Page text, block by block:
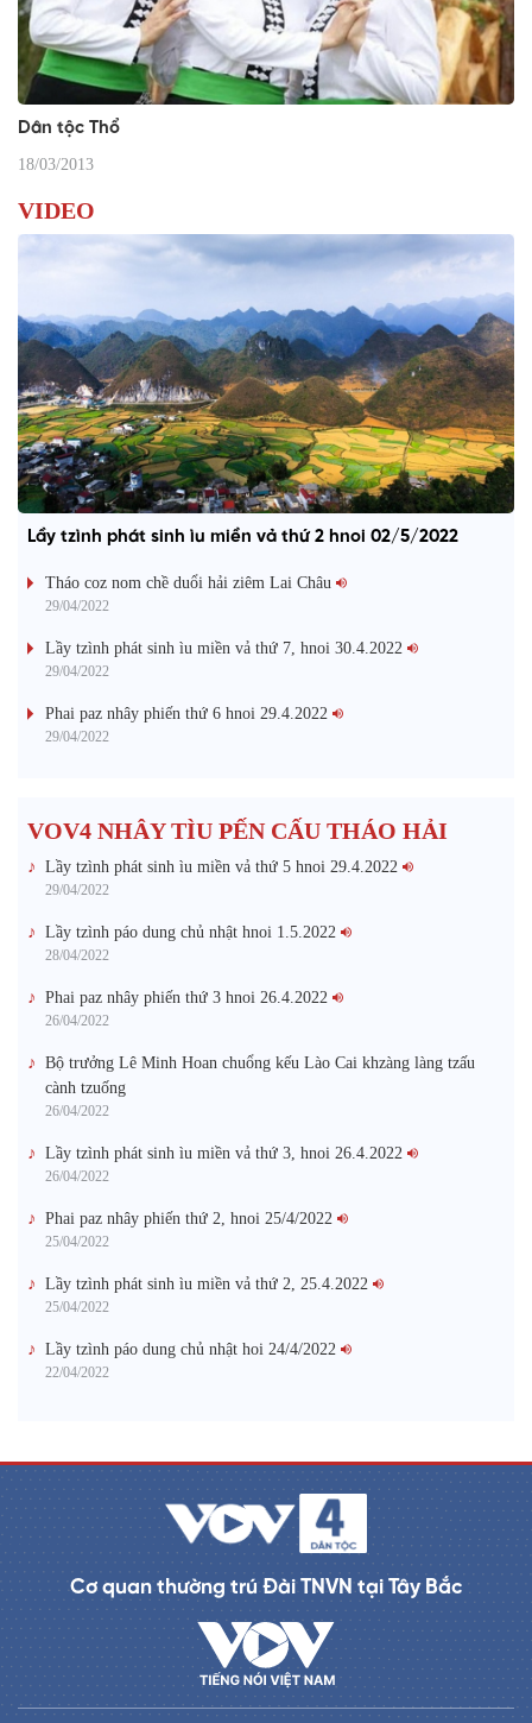
Dân tộc Thổ
18/03/2013
VIDEO
Lầy tzình phát sinh ìu miền vả thứ 2 hnoi 02/5/2022
Tháo coz nom chề duổi hải ziêm Lai Châu
29/04/2022
Lầy tzình phát sinh ìu miền vả thứ 7, hnoi 30.4.2022
29/04/2022
Phai paz nhây phiến thứ 6 hnoi 29.4.2022
29/04/2022
VOV4 NHÂY TÌU PẾN CẤU THÁO HẢI
Lầy tzình phát sinh ìu miền vả thứ 5 hnoi 29.4.2022
29/04/2022
Lầy tzình páo dung chủ nhật hnoi 1.5.2022
28/04/2022
Phai paz nhây phiến thứ 3 hnoi 26.4.2022
26/04/2022
Bộ trưởng Lê Minh Hoan chuổng kếu Lào Cai khzàng làng tzấu
cành tzuống​
26/04/2022
Lầy tzình phát sinh ìu miền vả thứ 3, hnoi 26.4.2022
26/04/2022
Phai paz nhây phiến thứ 2, hnoi 25/4/2022
25/04/2022
Lầy tzình phát sinh ìu miền vả thứ 2, 25.4.2022
25/04/2022
Lầy tzình páo dung chủ nhật hoi 24/4/2022
22/04/2022
Cơ quan thường trú Đài TNVN tại Tây Bắc